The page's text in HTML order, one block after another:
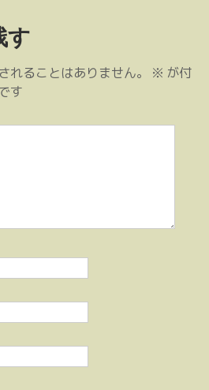
す
れることはありません。 ※ が付
す